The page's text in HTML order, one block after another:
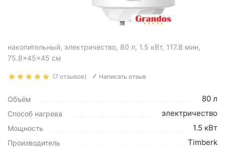
накопительный, электричество, 80 л, 1.5 кВт, 117.8 мин,
75.8×45×45 см
(7 отзывов) Написать отзыв
Объём 80 л
Способ нагрева электричество
Мощность 1.5 кВт
Производитель Timberk